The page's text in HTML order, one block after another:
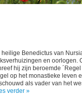
heilige Benedictus van
en oorlogen.
hij zijn beroemde
op het monastieke leven
als vader van het
verder »